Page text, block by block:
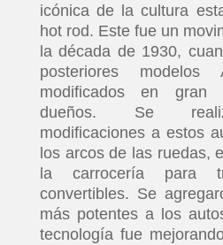
icónica de la cultura
hot rod. Este fue un
la década de 1930,
posteriores
modificados en
dueños. Se
modificaciones a estos
los arcos de las ruedas,
la carrocería para
convertibles. Se
más potentes a los
tecnología fue